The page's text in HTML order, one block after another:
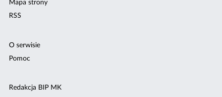
Mapa strony
RSS
O serwisie
Pomoc
Redakcja BIP MK